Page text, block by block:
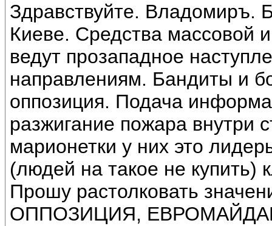
Здравствуйте. Владомиръ.
Киеве. Средства массовой
ведут прозападное
направлениям. Бандиты и
оппозиция. Подача
разжигание пожара внутри
марионетки у них это
(людей на такое не купить)
Прошу растолковать
ОППОЗИЦИЯ,